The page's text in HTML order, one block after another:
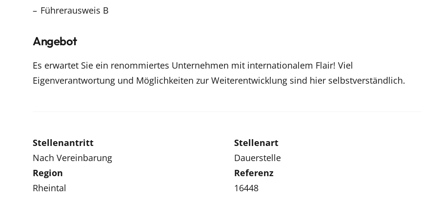
Führerausweis B
Angebot
Es erwartet Sie ein renommiertes Unternehmen mit internationalem Flair! Viel
Eigenverantwortung und Möglichkeiten zur Weiterentwicklung sind hier selbstverständlich.
Stellenantritt
Nach Vereinbarung
Stellenart
Dauerstelle
Region
Rheintal
Referenz
16448